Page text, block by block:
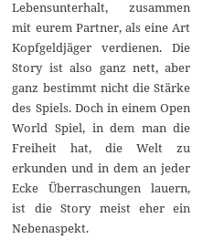
Lebensunterhalt, zusammen
mit eurem Partner, als eine Art
Kopfgeldjäger verdienen. Die
Story ist also ganz nett, aber
ganz bestimmt nicht die Stärke
des Spiels. Doch in einem Open
World Spiel, in dem man die
Freiheit hat, die Welt zu
erkunden und in dem an jeder
Ecke Überraschungen lauern,
ist die Story meist eher ein
Nebenaspekt.